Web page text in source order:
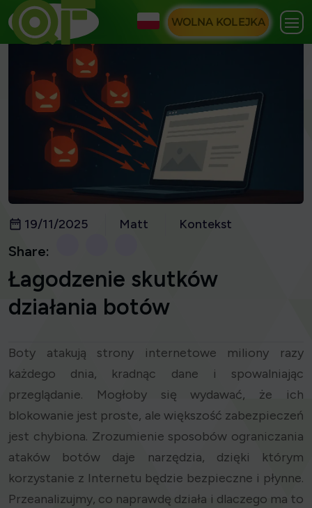
WOLNA KOLEJKA
19/11/2025 Matt Kontekst
Share:
Łagodzenie skutków
działania botów
Boty atakują strony internetowe miliony razy
każdego dnia, kradnąc dane i spowalniając
przeglądanie. Mogłoby się wydawać, że ich
blokowanie jest proste, ale większość zabezpieczeń
jest chybiona. Zrozumienie sposobów ograniczania
ataków botów daje narzędzia, dzięki którym
korzystanie z Internetu będzie bezpieczne i płynne.
Przeanalizujmy, co naprawdę działa i dlaczego ma to